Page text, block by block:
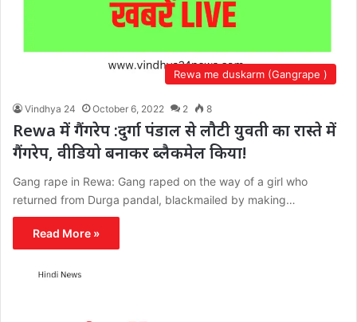
Rewa me duskarm (Gangrape )
Vindhya 24 October 6, 2022 2 8
Rewa में गैंगरेप :दुर्गा पंडाल से लौटी युवती का रास्ते में
गैंगरेप, वीडियो बनाकर ब्लैकमेल किया!
Gang rape in Rewa: Gang raped on the way of a girl who
returned from Durga pandal, blackmailed by making…
Read More »